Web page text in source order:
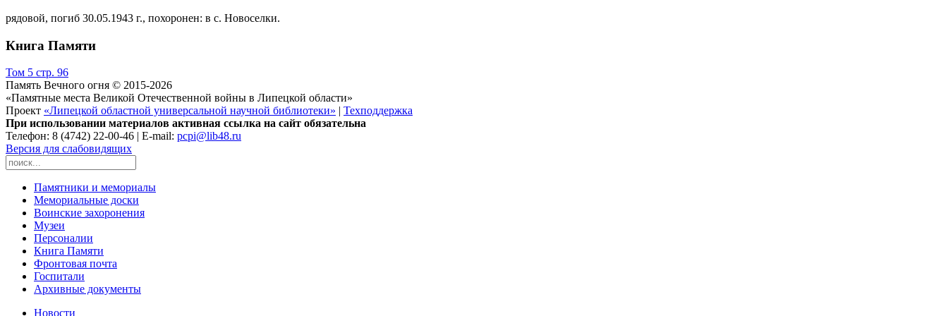
рядовой, погиб 30.05.1943 г., похоронен: в с. Новоселки.
Книга Памяти
Том 5 стр. 96
Память Вечного огня © 2015-2026
«Памятные места Великой Отечественной войны в Липецкой области»
Проект «Липецкой областной универсальной научной библиотеки»
Техподдержка
При использовании материалов активная ссылка на сайт обязательна
Телефон: 8 (4742) 22-00-46 | E-mail: pcpi@lib48.ru
Версия для слабовидящих
Памятники и мемориалы
Мемориальные доски
Воинские захоронения
Музеи
Персоналии
Книга Памяти
Фронтовая почта
Госпитали
Архивные документы
Новости